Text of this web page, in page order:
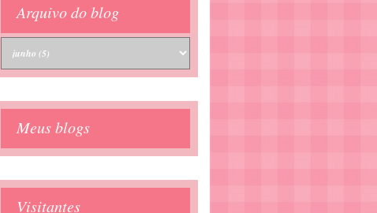
Arquivo do blog
Meus blogs
Visitantes